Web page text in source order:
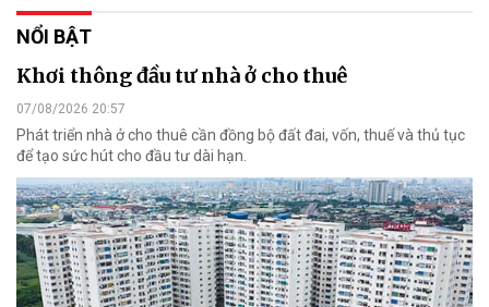
NỔI BẬT
Khơi thông đầu tư nhà ở cho thuê
07/08/2026 20:57
Phát triển nhà ở cho thuê cần đồng bộ đất đai, vốn, thuế và thủ tục
để tạo sức hút cho đầu tư dài hạn.